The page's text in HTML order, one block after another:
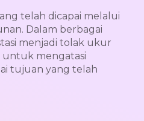
telah dicapai melalui
Dalam berbagai
menjadi tolak ukur
untuk mengatasi
tujuan yang telah